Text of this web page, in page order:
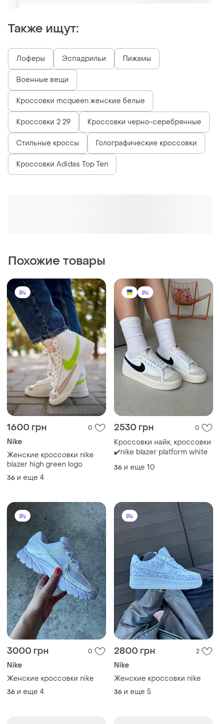
Также ищут:
Лоферы Эспадрильи Пижамы
Военные вещи
Кроссовки mcqueen женские белые
Кроссовки 2 29 Кроссовки черно-серебрянные
Стильные кроссы Голографические кроссовки
Кроссовки Adidas Top Ten
Похожие товары
1600 грн 0
Nike
Женские кроссовки nike
blazer high green logo
36 и еще 4
2530 грн 0
Кроссовки найк, кроссовки
✔️nike blazer platform white
36 и еще 10
3000 грн 0
Nike
Женские кроссовки nike
36 и еще 4
2800 грн 2
Nike
Женские кроссовки nike
36 и еще 5